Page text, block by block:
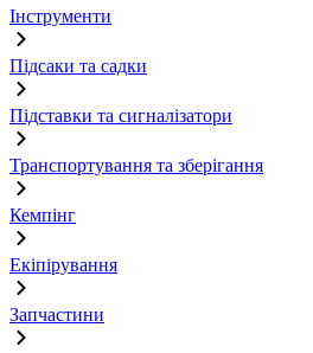
Інструменти
Підсаки та садки
Підставки та сигналізатори
Транспортування та зберігання
Кемпінг
Екіпірування
Запчастини